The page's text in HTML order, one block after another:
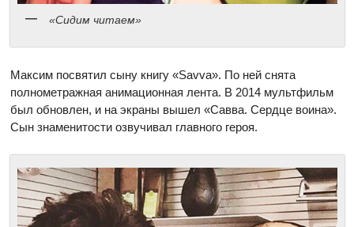
«Сидим читаем»
Максим посвятил сыну книгу «Savva». По ней снята
полнометражная анимационная лента. В 2014 мультфильм
был обновлен, и на экраны вышел «Савва. Сердце воина».
Сын знаменитости озвучивал главного героя.